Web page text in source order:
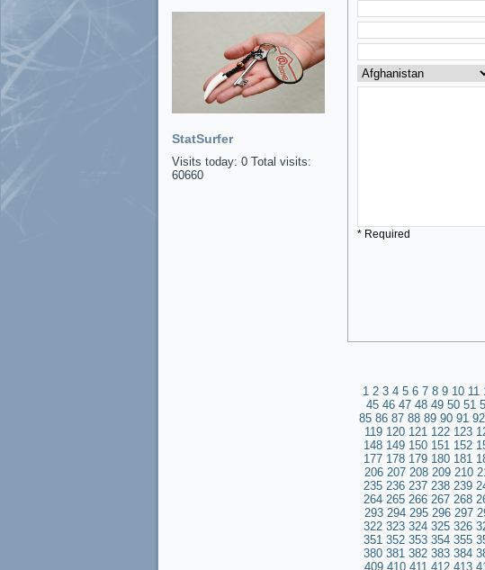
StatSurfer
Visits today: 0 Total visits:
60660
* Required
1 2 3 4 5 6 7 8 9 10 11
45 46 47 48 49 50 51
85 86 87 88 89 90 91 92
119 120 121 122 123
148 149 150 151 152
177 178 179 180 181
206 207 208 209 210
235 236 237 238 239
264 265 266 267 268
293 294 295 296 297
322 323 324 325 326
351 352 353 354 355
380 381 382 383 384
409 410 411 412 413